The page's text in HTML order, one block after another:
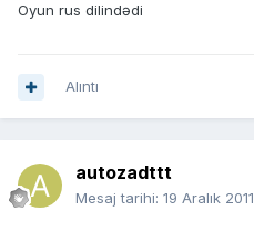
Oyun rus dilindədi
Alıntı
autozadttt
Mesaj tarihi: 19 Aralık 2011